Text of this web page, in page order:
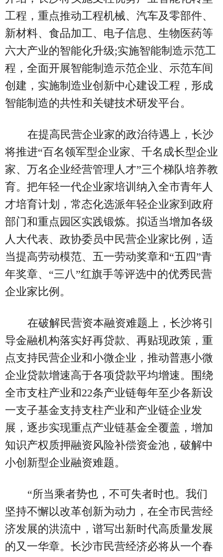
工程，重点推动工程机械、汽车及零部件、
新材料、食品加工、电子信息、生物医药等
六大产业的智能化升级;实施智能制造示范工
程，全面开展智能制造示范企业、示范车间
创建，实施制造业创新中心建设工程，形成
智能制造的共性和关键技术研发平台。
在提高民营企业家的政治待遇上，长沙
将推进“百名领军型企业家、千名成长型企业
家、万名企业经营管理人才”三个梯队培养教
育。把年轻一代企业家培训纳入全市青年人
才培育计划，常态化选派年轻企业家到政府
部门和重点园区实践锻炼。拟适当增加各级
人大代表、政协委员中民营企业家比例，适
当提高劳动模范、五一劳动奖章和“五四”青
年奖章、“三八”红旗手等评选中的优秀民营
企业家比例。
在破解民营资本融资难题上，长沙将引
导金融机构落实好再贷款、再贴现政策，重
点支持民营企业和小微企业，推动普惠小微
企业贷款增速高于各项贷款平均增速。围绕
全市支柱产业和22条产业链每年至少各新设
一支子基金支持支柱产业和产业链企业发
展，逐步实现重点产业链基金全覆盖，增加
知识产权质押融资风险补偿资金池，破解中
小创新型企业融资难题。
“所当乘者势也，不可失者时也。我们
坚持不懈以改革创新为动力，在全市民营经
济发展的洪流中，谱写出新时代高质量发展
的又一华章。长沙市民营经济必将从一个春